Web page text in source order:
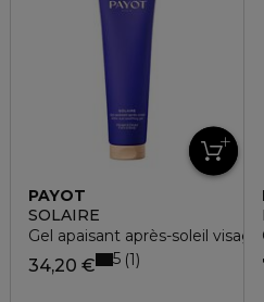
PAYOT
SOLAIRE
Gel apaisant après-soleil
34,20 € 5 1